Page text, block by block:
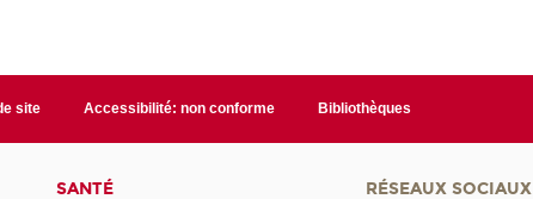
site Accessibilité: non conforme Bibliothèques
SANTÉ RÉSEAUX SOCIAUX